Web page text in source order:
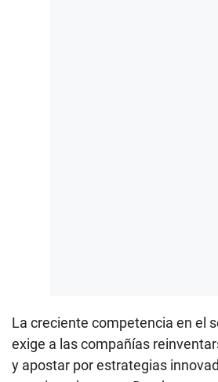
La creciente competencia en el
exige a las compañías
y apostar por estrategias